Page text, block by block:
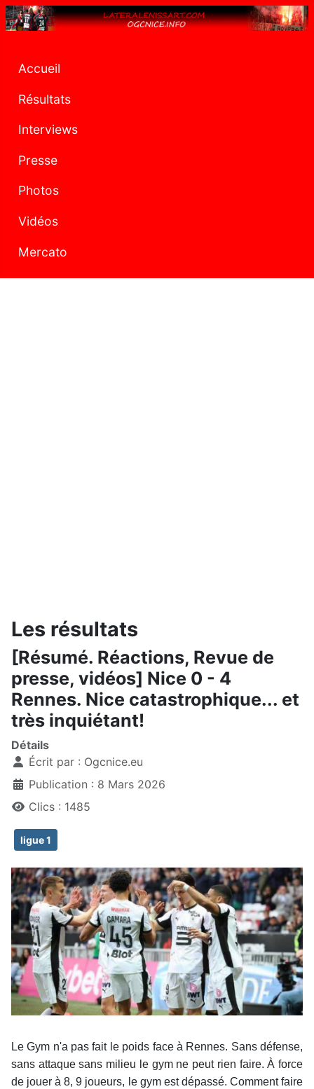
Accueil
Résultats
Interviews
Presse
Photos
Vidéos
Mercato
Les résultats
[Résumé. Réactions, Revue de
presse, vidéos] Nice 0 - 4
Rennes. Nice catastrophique... et
très inquiétant!
Détails
Écrit par : Ogcnice.eu
Publication : 8 Mars 2026
Clics : 1485
ligue 1
Le Gym n'a pas fait le poids face à Rennes. Sans défense,
sans attaque sans milieu le gym ne peut rien faire. À force
de jouer à 8, 9 joueurs, le gym est dépassé. Comment faire